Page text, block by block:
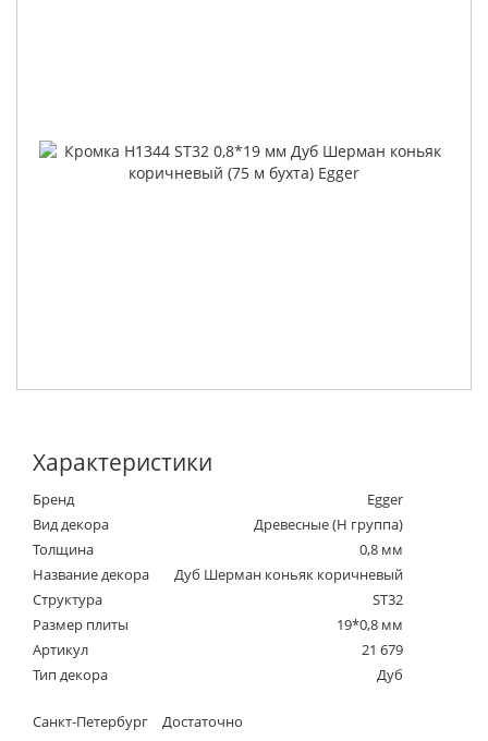
Характеристики
Бренд
Egger
Вид декора
Древесные (Н группа)
Толщина
0,8 мм
Название декора
Дуб Шерман коньяк коричневый
Структура
ST32
Размер плиты
19*0,8 мм
Артикул
21 679
Тип декора
Дуб
Санкт-Петербург
Достаточно